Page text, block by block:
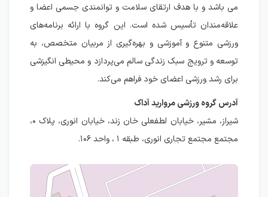
می باشد و با هدف ارتقای سلامت و توانمندی جسمی اعضا و
علاقه‌مندان تأسیس شده است. این گروه با ارائه برنامه‌های
ورزشی متنوع و آموزشی و بهره‌گیری از مربیان متخصص، به
توسعه و ترویج سبک زندگی سالم می‌پردازد و محیطی انگیزشی
برای رشد ورزشی اعضای خود فراهم می‌کند.
آدرس گروه ورزشی مروارید آداک
شیراز، مشیر، خیابان لطفعلی خان زند، خیابان انوری، پلاک ۰،
مجتمع مجتمع تجاری انوری، طبقه ۱ ، واحد ۱۰۶.